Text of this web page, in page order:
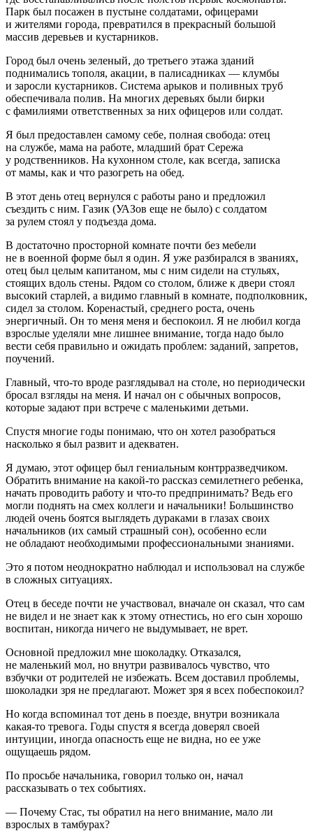
Парк был посажен в пустыне солдатами, офицерами
и жителями города, превратился в прекрасный большой
массив деревьев и кустарников.
Город был очень зеленый, до третьего этажа зданий
поднимались тополя, акации, в палисадниках — клумбы
и заросли кустарников. Система арыков и поливных труб
обеспечивала полив. На многих деревьях были бирки
с фамилиями ответственных за них офицеров или солдат.
Я был предоставлен самому себе, полная свобода: отец
на службе, мама на работе, младший брат Сережа
у родственников. На кухонном столе, как всегда, записка
от мамы, как и что разогреть на обед.
В этот день отец вернулся с работы рано и предложил
съездить с ним. Газик (УАЗов еще не было) с солдатом
за рулем стоял у подъезда дома.
В достаточно просторной комнате почти без мебели
не в военной форме был я один. Я уже разбирался в званиях,
отец был целым капитаном, мы с ним сидели на стульях,
стоящих вдоль стены. Рядом со столом, ближе к двери стоял
высокий старлей, а видимо главный в комнате, подполковник,
сидел за столом. Коренастый, среднего роста, очень
энергичный. Он то меня меня и беспокоил. Я не любил когда
взрослые уделяли мне лишнее внимание, тогда надо было
вести себя правильно и ожидать проблем: заданий, запретов,
поучений.
Главный, что-то вроде разглядывал на столе, но периодически
бросал взгляды на меня. И начал он с обычных вопросов,
которые задают при встрече с маленькими детьми.
Спустя многие годы понимаю, что он хотел разобраться
насколько я был развит и адекватен.
Я думаю, этот офицер был гениальным контрразведчиком.
Обратить внимание на какой-то рассказ семилетнего ребенка,
начать проводить работу и что-то предпринимать? Ведь его
могли поднять на смех коллеги и начальники! Большинство
людей очень боятся выглядеть дураками в глазах своих
начальников (их самый страшный сон), особенно если
не обладают необходимыми профессиональными знаниями.
Это я потом неоднократно наблюдал и использовал на службе
в сложных ситуациях.
Отец в беседе почти не участвовал, вначале он сказал, что сам
не видел и не знает как к этому отнестись, но его сын хорошо
воспитан, никогда ничего не выдумывает, не врет.
Основной предложил мне шоколадку. Отказался,
не маленький мол, но внутри развивалось чувство, что
взбучки от родителей не избежать. Всем доставил проблемы,
шоколадки зря не предлагают. Может зря я всех побеспокоил?
Но когда вспоминал тот день в поезде, внутри возникала
какая-то тревога. Годы спустя я всегда доверял своей
интуиции, иногда опасность еще не видна, но ее уже
ощущаешь рядом.
По просьбе начальника, говорил только он, начал
рассказывать о тех событиях.
— Почему Стас, ты обратил на него внимание, мало ли
взрослых в тамбурах?